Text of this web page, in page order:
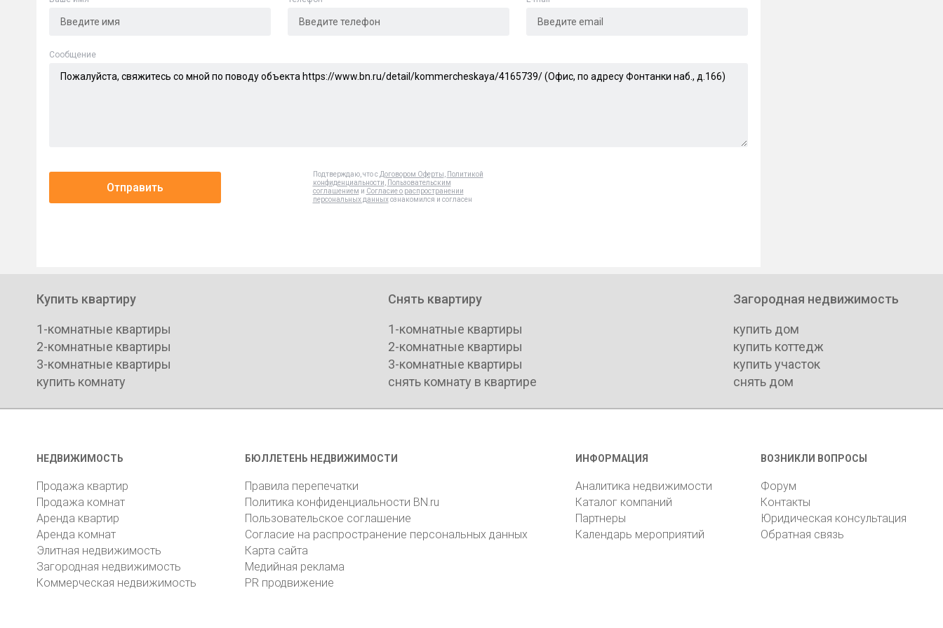
Cообщение
Отправить
Подтверждаю, что с Договором Оферты
Политикой
конфиденциальности
Пользовательским
соглашением и Согласие о распространении
персональных данныхознакомился и согласен
Купить квартиру
1-комнатные квартиры
2-комнатные квартиры
3-комнатные квартиры
купить комнату
Снять квартиру
1-комнатные квартиры
2-комнатные квартиры
3-комнатные квартиры
снять комнату в квартире
Загородная недвижимость
купить дом
купить коттедж
купить участок
снять дом
НЕДВИЖИМОСТЬ
Продажа квартир
Продажа комнат
Аренда квартир
Аренда комнат
Элитная недвижимость
Загородная недвижимость
Коммерческая недвижимость
БЮЛЛЕТЕНЬ НЕДВИЖИМОСТИ
Правила перепечатки
Политика конфиденциальности BN.ru
Пользовательское соглашение
Согласие на распространение персональных данных
Карта сайта
Медийная реклама
PR продвижение
ИНФОРМАЦИЯ
Аналитика недвижимости
Каталог компаний
Партнеры
Календарь мероприятий
ВОЗНИКЛИ ВОПРОСЫ
Форум
Контакты
Юридическая консультация
Обратная связь